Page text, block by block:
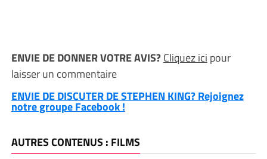
ENVIE DE DONNER VOTRE AVIS?Cliquez ici pour
laisser un commentaire
ENVIE DE DISCUTER DE STEPHEN KING? Rejoignez
notre groupe Facebook !
AUTRES CONTENUS : FILMS